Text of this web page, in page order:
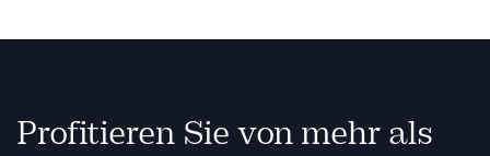
Profitieren Sie von mehr als